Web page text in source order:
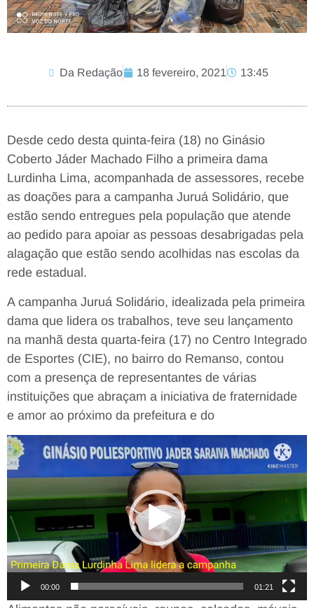
Da Redação 18 fevereiro, 2021 13:45
Desde cedo desta quinta-feira (18) no Ginásio
Coberto Jáder Machado Filho a primeira dama
Lurdinha Lima, acompanhada de assessores, recebe
as doações para a campanha Juruá Solidário, que
estão sendo entregues pela população que atende
ao pedido para apoiar as pessoas desabrigadas pela
alagação que estão sendo acolhidas nas escolas da
rede estadual.
A campanha Juruá Solidário, idealizada pela primeira
dama que lidera os trabalhos, teve seu lançamento
na manhã desta quarta-feira (17) no Centro Integrado
de Esportes (CIE), no bairro do Remanso, contou
com a presença de representantes de várias
instituições que abraçam a iniciativa de fraternidade
e amor ao próximo da prefeitura e do
Tocador
de
vídeo
00:00 01:21